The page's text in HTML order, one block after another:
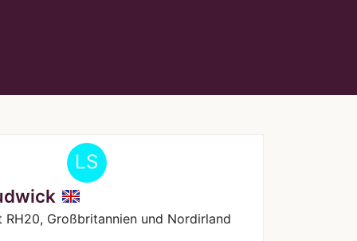
LS
RH20, Großbritannien und Nordirland